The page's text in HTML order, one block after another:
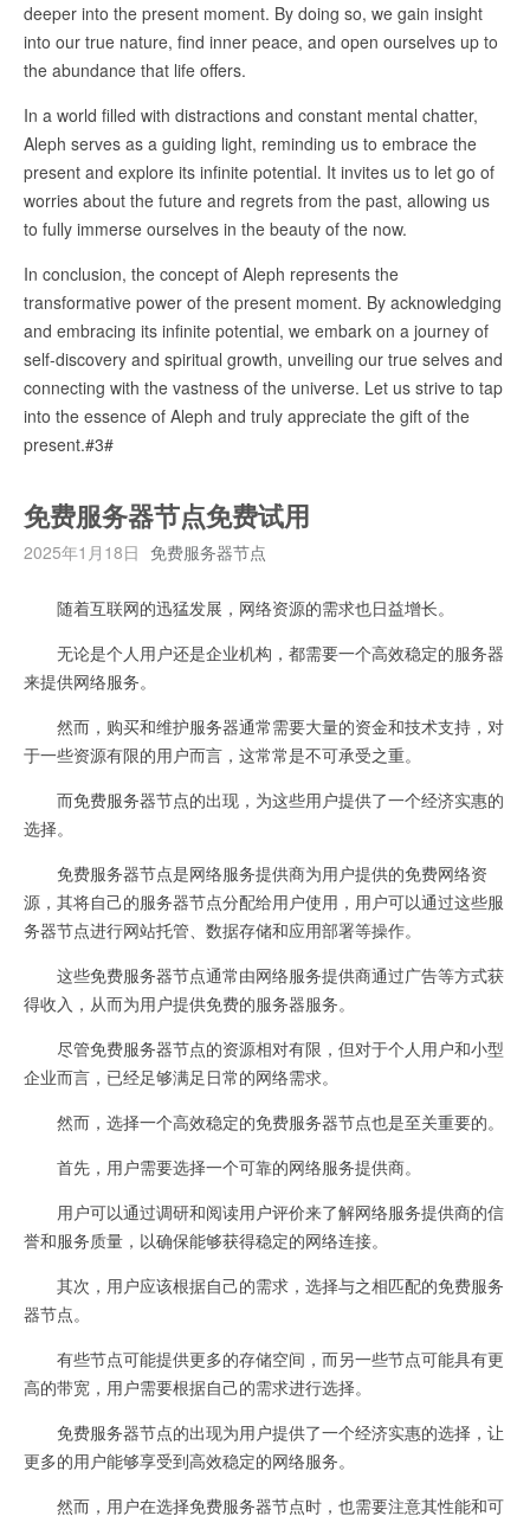
deeper into the present moment. By doing so, we gain insight
into our true nature, find inner peace, and open ourselves up to
the abundance that life offers.
In a world filled with distractions and constant mental chatter,
Aleph serves as a guiding light, reminding us to embrace the
present and explore its infinite potential. It invites us to let go of
worries about the future and regrets from the past, allowing us
to fully immerse ourselves in the beauty of the now.
In conclusion, the concept of Aleph represents the
transformative power of the present moment. By acknowledging
and embracing its infinite potential, we embark on a journey of
self-discovery and spiritual growth, unveiling our true selves and
connecting with the vastness of the universe. Let us strive to tap
into the essence of Aleph and truly appreciate the gift of the
present.#3#
免费服务器节点免费试用
2025年1月18日 免费服务器节点
随着互联网的迅猛发展，网络资源的需求也日益增长。
无论是个人用户还是企业机构，都需要一个高效稳定的服务器
来提供网络服务。
然而，购买和维护服务器通常需要大量的资金和技术支持，对
于一些资源有限的用户而言，这常常是不可承受之重。
而免费服务器节点的出现，为这些用户提供了一个经济实惠的
选择。
免费服务器节点是网络服务提供商为用户提供的免费网络资
源，其将自己的服务器节点分配给用户使用，用户可以通过这些服
务器节点进行网站托管、数据存储和应用部署等操作。
这些免费服务器节点通常由网络服务提供商通过广告等方式获
得收入，从而为用户提供免费的服务器服务。
尽管免费服务器节点的资源相对有限，但对于个人用户和小型
企业而言，已经足够满足日常的网络需求。
然而，选择一个高效稳定的免费服务器节点也是至关重要的。
首先，用户需要选择一个可靠的网络服务提供商。
用户可以通过调研和阅读用户评价来了解网络服务提供商的信
誉和服务质量，以确保能够获得稳定的网络连接。
其次，用户应该根据自己的需求，选择与之相匹配的免费服务
器节点。
有些节点可能提供更多的存储空间，而另一些节点可能具有更
高的带宽，用户需要根据自己的需求进行选择。
免费服务器节点的出现为用户提供了一个经济实惠的选择，让
更多的用户能够享受到高效稳定的网络服务。
然而，用户在选择免费服务器节点时，也需要注意其性能和可